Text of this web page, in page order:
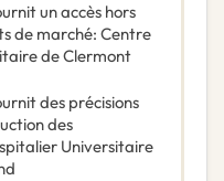
un accès hors
de marché: Centre
de Clermont
des précisions
des
Universitaire